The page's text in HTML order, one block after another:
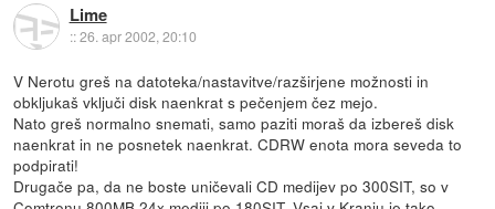
Lime
::26. apr 2002, 20:10
V Nerotu greš na datoteka/nastavitve/razširjene možnosti in
obkljukaš vključi disk naenkrat s pečenjem čez mejo.
Nato greš normalno snemati, samo paziti moraš da izbereš disk
naenkrat in ne posnetek naenkrat. CDRW enota mora seveda to
podpirati!
Drugače pa, da ne boste uničevali CD medijev po 300SIT, so v